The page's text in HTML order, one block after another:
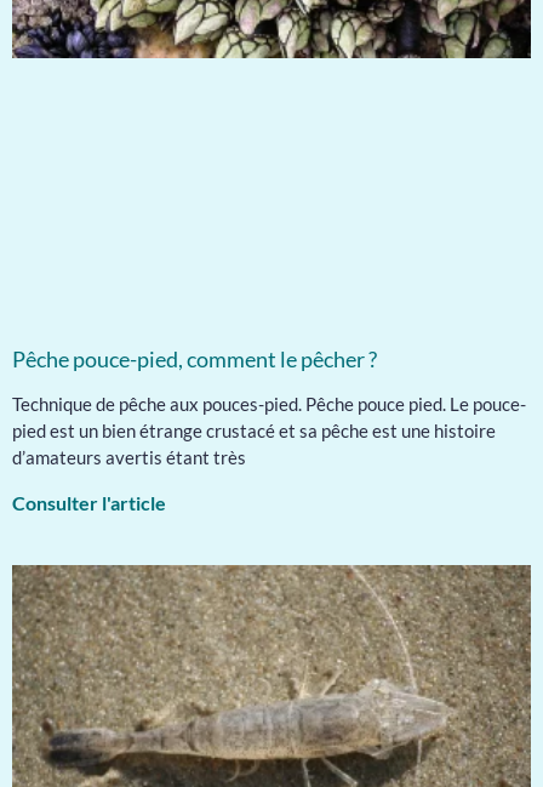
Pêche pouce-pied, comment le pêcher ?
Technique de pêche aux pouces-pied. Pêche pouce pied. Le pouce-
pied est un bien étrange crustacé et sa pêche est une histoire
d’amateurs avertis étant très
Consulter l'article